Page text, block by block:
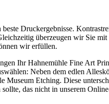
Druckergebnisse.
überzeugen wir Sie
wir erfüllen.
Ihr Hahnemühle Fine Art
Neben dem edlen
Etching. Diese
das nicht in unserem